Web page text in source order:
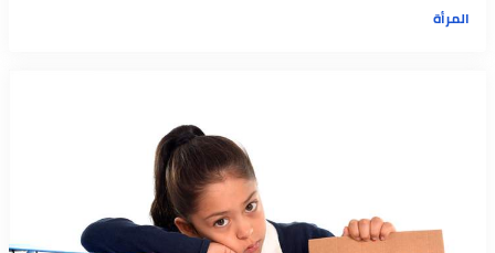
المرأة